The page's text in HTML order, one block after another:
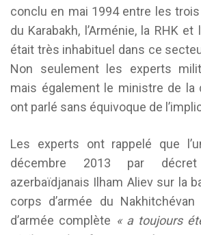
conclu en mai 1994 entre les
du Karabakh, l’Arménie, la RHK et
était très inhabituel dans ce
Non seulement les experts
mais également le ministre de la
ont parlé sans équivoque de
Les experts ont rappelé que
décembre 2013 par
azerbaïdjanais Ilham Aliev sur la
corps d’armée du
d’armée complète « a toujours